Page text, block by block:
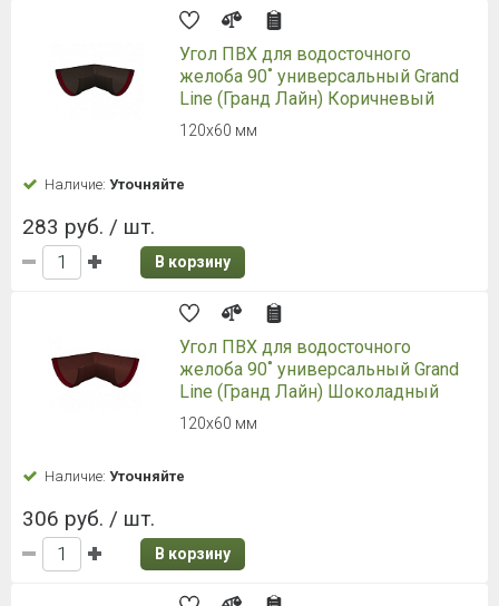
Угол ПВХ для водосточного
желоба 90˚ универсальный Grand
Line (Гранд Лайн) Коричневый
120х60 мм
Наличие: Уточняйте
283 руб. / шт.
В корзину
Угол ПВХ для водосточного
желоба 90˚ универсальный Grand
Line (Гранд Лайн) Шоколадный
120х60 мм
Наличие: Уточняйте
306 руб. / шт.
В корзину